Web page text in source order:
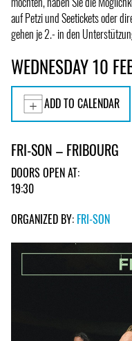
auf Petzi und Seetickets oder
gehen je 2.- in den
WEDNESDAY 10
ADD TO CALENDAR
FRI-SON – FRIBOURG
DOORS OPEN AT:
19:30
ORGANIZED BY: FRI-SON